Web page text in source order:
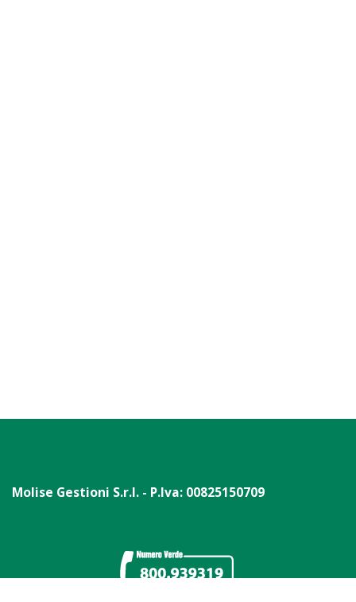
Molise Gestioni S.r.l. - P.Iva: 00825150709